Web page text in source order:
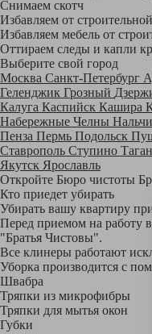
Снимаем скотч
Избавляем от
Избавляем мебель от
Оттираем следы и капли
Выберите свой город
Москва Санкт-Петербург
Геленджик Грозный
Калуга Каспийск Кашира
Набережные Челны
Пенза Пермь Подольск
Ставрополь Ступино
Якутск Ярославль
Откройте Бюро чистоты
Кто приедет убирать
Убирать вашу квартиру
Перед приемом на работу
"Братья Чистовы".
Все клинеры работают
Уборка производится с
Швабра
Тряпки из микрофибры
Тряпки для мытья окон
Губки